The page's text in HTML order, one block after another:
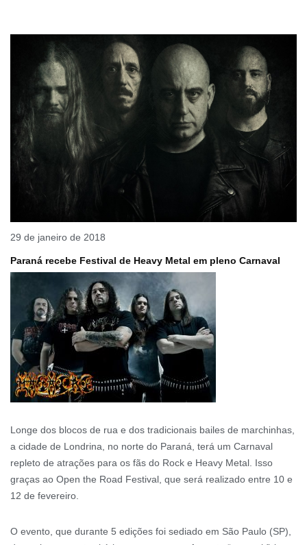
29 de janeiro de 2018
Paraná recebe Festival de Heavy Metal em pleno Carnaval
Longe dos blocos de rua e dos tradicionais bailes de marchinhas,
a cidade de Londrina, no norte do Paraná, terá um Carnaval
repleto de atrações para os fãs do Rock e Heavy Metal. Isso
graças ao Open the Road Festival, que será realizado entre 10 e
12 de fevereiro.
O evento, que durante 5 edições foi sediado em São Paulo (SP),